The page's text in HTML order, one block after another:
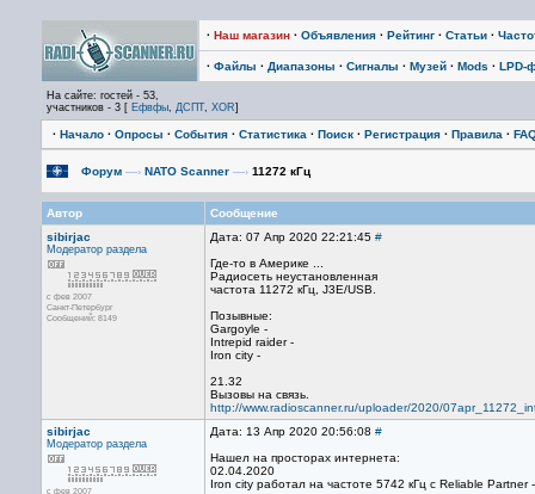
· Наш магазин · Объявления · Рейтинг · Статьи ·
· Файлы · Диапазоны · Сигналы · Музей · Mods · LPD-
На сайте: гостей - 53,
участников - 3 [ Ефвфы, ДСПТ, XOR]
· Начало · Опросы · События · Статистика · Поиск · Регистрация · Правила ·
Форум —› NATO Scanner —› 11272 кГц
Автор
Сообщение
sibirjac
Модератор раздела
с фев 2007
Санкт-Петербург
Сообщений: 8149
Дата: 07 Апр 2020 22:21:45 #
Где-то в Америке ...
Радиосеть неустановленная
частота 11272 кГц, J3E/USB.
Позывные:
Gargoyle -
Intrepid raider -
Iron city -
21.32
Вызовы на связь.
http://www.radioscanner.ru/uploader/2020/
sibirjac
Модератор раздела
с фев 2007
Дата: 13 Апр 2020 20:56:08 #
Нашел на просторах интернета:
02.04.2020
Iron city работал на частоте 5742 кГц с Reliable